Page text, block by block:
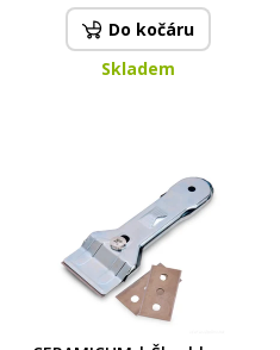
Do kočáru
Skladem